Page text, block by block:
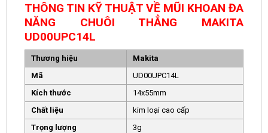
THÔNG TIN KỸ THUẬT VỀ MŨI KHOAN ĐA
NĂNG CHUÔI THẲNG MAKITA
UD00UPC14L
Thương hiệu
Makita
Mã
UD00UPC14L
Kích thước
‎14x55mm
Chất liệu
kim loại cao cấp
Trọng lượng
3g